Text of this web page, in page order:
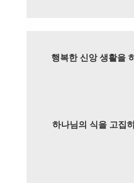
행복한 신앙 생활을
하나님의 식을 고집